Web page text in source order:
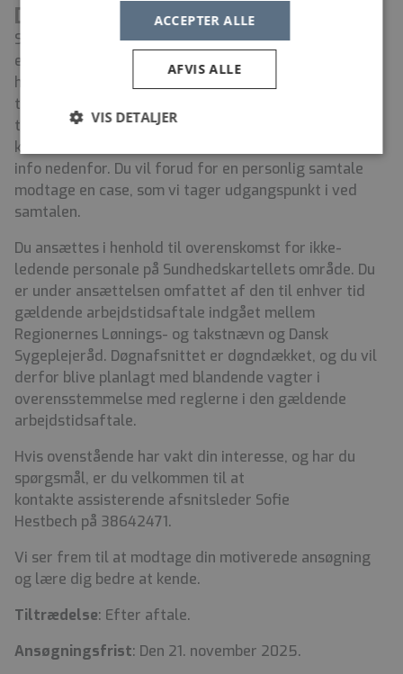
Det praktiske
Stillingen er i blandede vagter med weekendvagter i
enten et 4- 2 rul i 12 timers vagter, hvilket svarer til
hver 3. weekend eller hver 2. weekend i 8 eller 12
timers vagter. Hvis du er nysgerrig på
timesammensætningen, er du velkomment til at
kontakte assisterende afsnitsleder Sofie Hestbech, se
info nedenfor. Du vil forud for en personlig samtale
modtage en case, som vi tager udgangspunkt i ved
samtalen.
Du ansættes i henhold til overenskomst for ikke-
ledende personale på Sundhedskartellets område. Du
er under ansættelsen omfattet af den til enhver tid
gældende arbejdstidsaftale indgået mellem
Regionernes Lønnings- og takstnævn og Dansk
Sygeplejeråd. Døgnafsnittet er døgndækket, og du vil
derfor blive planlagt med blandende vagter i
overensstemmelse med reglerne i den gældende
arbejdstidsaftale.
Hvis ovenstående har vakt din interesse, og har du
spørgsmål, er du velkommen til at
kontakte assisterende afsnitsleder Sofie
Hestbech på 38642471.
Vi ser frem til at modtage din motiverede ansøgning
og lære dig bedre at kende.
Tiltrædelse: Efter aftale.
Ansøgningsfrist: Den 21. november 2025.
ACCEPTER ALLE
AFVIS ALLE
VIS DETALJER